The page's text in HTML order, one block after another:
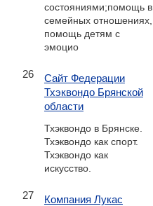
состояниями;помощь в
семейных отношениях,
помощь детям с
эмоцио
26
Сайт Федерации
Тхэквондо Брянской
области
Тхэквондо в Брянске.
Тхэквондо как спорт.
Тхэквондо как
искусство.
27 Компания Лукас